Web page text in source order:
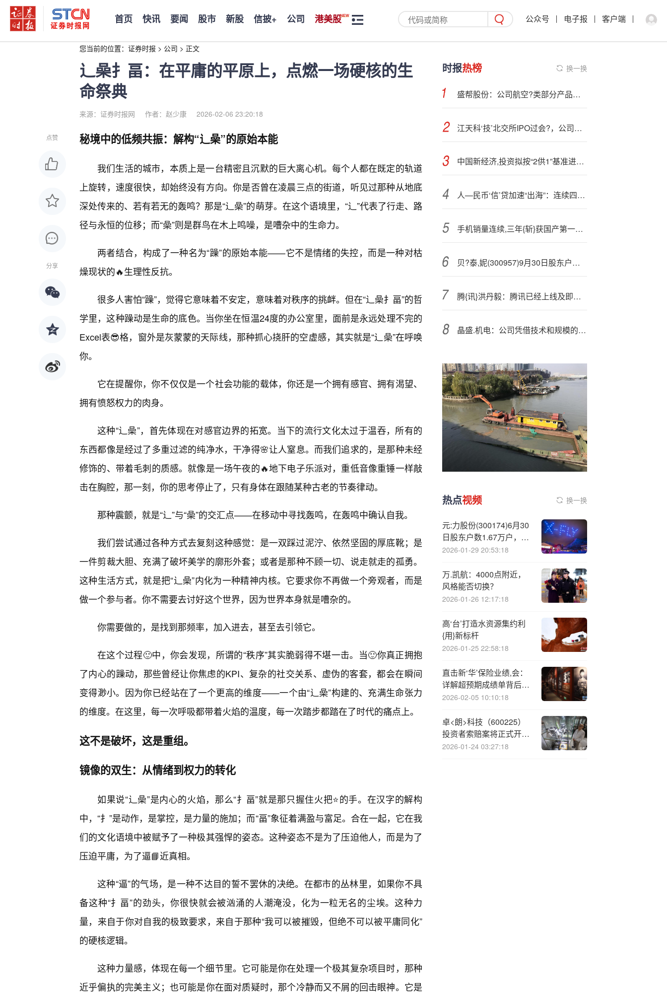
首页 快讯 要闻 股市 新股 信披+ 公司 港美股 公众号 电子报 客户端
您当前的位置： 证券时报 > 公司 > 正文
辶喿扌畐：在平庸的平原上，点燃一场硬核的生
命祭典
来源：证券时报网 作者：赵少康 2026-02-06 23:20:18
点赞
分享
秘境中的低频共振：解构“辶喿”的原始本能
我们生活的城市，本质上是一台精密且沉默的巨大离心机。每个人都在既定的轨道
上旋转，速度很快，却始终没有方向。你是否曾在凌晨三点的街道，听见过那种从地底
深处传来的、若有若无的轰鸣？那是“辶喿”的萌芽。在这个语境里，“辶”代表了行走、路
径与永恒的位移；而“喿”则是群鸟在木上鸣噪，是嘈杂中的生命力。
两者结合，构成了一种名为“躁”的原始本能——它不是情绪的失控，而是一种对枯
燥现状的🔥生理性反抗。
很多人害怕“躁”，觉得它意味着不安定，意味着对秩序的挑衅。但在“辶喿扌畐”的哲
学里，这种躁动是生命的底色。当你坐在恒温24度的办公室里，面前是永远处理不完的
Excel表😎格，窗外是灰蒙蒙的天际线，那种抓心挠肝的空虚感，其实就是“辶喿”在呼唤
你。
它在提醒你，你不仅仅是一个社会功能的载体，你还是一个拥有感官、拥有渴望、
拥有愤怒权力的肉身。
这种“辶喿”，首先体现在对感官边界的拓宽。当下的流行文化太过于温吞，所有的
东西都像是经过了多重过滤的纯净水，干净得🌸让人窒息。而我们追求的，是那种未经
修饰的、带着毛刺的质感。就像是一场午夜的🔥地下电子乐派对，重低音像重锤一样敲
击在胸腔，那一刻，你的思考停止了，只有身体在跟随某种古老的节奏律动。
那种震颤，就是“辶”与“喿”的交汇点——在移动中寻找轰鸣，在轰鸣中确认自我。
我们尝试通过各种方式去复刻这种感觉：是一双踩过泥泞、依然坚固的厚底靴；是
一件剪裁大胆、充满了破坏美学的廓形外套；或者是那种不顾一切、说走就走的孤勇。
这种生活方式，就是把“辶喿”内化为一种精神内核。它要求你不再做一个旁观者，而是
做一个参与者。你不需要去讨好这个世界，因为世界本身就是嘈杂的。
你需要做的，是找到那频率，加入进去，甚至去引领它。
在这个过程🙂中，你会发现，所谓的“秩序”其实脆弱得不堪一击。当🙂你真正拥抱
了内心的躁动，那些曾经让你焦虑的KPI、复杂的社交关系、虚伪的客套，都会在瞬间
变得渺小。因为你已经站在了一个更高的维度——一个由“辶喿”构建的、充满生命张力
的维度。在这里，每一次呼吸都带着火焰的温度，每一次踏步都踏在了时代的痛点上。
这不是破坏，这是重组。
镜像的双生：从情绪到权力的转化
如果说“辶喿”是内心的火焰，那么“扌畐”就是那只握住火把⭐的手。在汉字的解构
中，“扌”是动作，是掌控，是力量的施加；而“畐”象征着满盈与富足。合在一起，它在我
们的文化语境中被赋予了一种极其强悍的姿态。这种姿态不是为了压迫他人，而是为了
压迫平庸，为了逼📘近真相。
这种“逼”的气场，是一种不达目的誓不罢休的决绝。在都市的丛林里，如果你不具
备这种“扌畐”的劲头，你很快就会被汹涌的人潮淹没，化为一粒无名的尘埃。这种力
量，来自于你对自我的极致要求，来自于那种“我可以被摧毁，但绝不可以被平庸同化”
的硬核逻辑。
这种力量感，体现在每一个细节里。它可能是你在处理一个极其复杂项目时，那种
近乎偏执的完美主义；也可能是你在面对质疑时，那个冷静而又不屑的回击眼神。它是
时报热榜 换一换
盛帮股份：公司航空?类部分产品可应用于商业航天领域所需橡塑零部件
江天科‘技’北交所IPO过会?，公司业绩增长持续性及稳定性被追问
中国新经济,投资拟按“2供1”基准进行供股
人—民币‘信’贷加速“出海”：连续四年增速超20%
手机销量连续,三年{斩}获国产第一！小米集团领涨，港股互联网沿5日线缓慢爬升，耐心资金抢筹513770
贝?泰,妮(300957)9月30日股东户数3.82万户，较上期增加1.22%
腾{讯}洪丹毅：腾讯已经上线及即将上线的全球电子钱包超过40个
晶盛.机电：公司凭借技术和规模的双重优势，实现半导体石英坩埚的国产替代
热点视频 换一换
元:力股份(300174)6月30
日股东户数1.67万户，较
上期减少0.16%
2026-01-29 20:53:18
万.凯航：4000点附近，
风格能否切换？
2026-01-26 12:17:18
高‘台’打造水资源集约利
{用}新标杆
2026-01-25 22:58:18
直击新‘华’保险业绩,会：
详解超预期成绩单背后的
经营逻辑
2026-02-05 10:10:18
卓<朗>科技（600225）
投资者索赔案将正式开
庭，索赔条件更新
2026-01-24 03:27:18